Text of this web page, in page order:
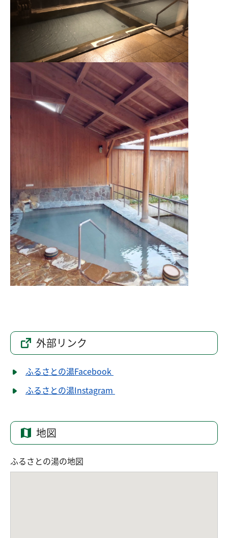
外部リンク
ふるさとの湯Facebook
ふるさとの湯Instagram
地図
ふるさとの湯の地図